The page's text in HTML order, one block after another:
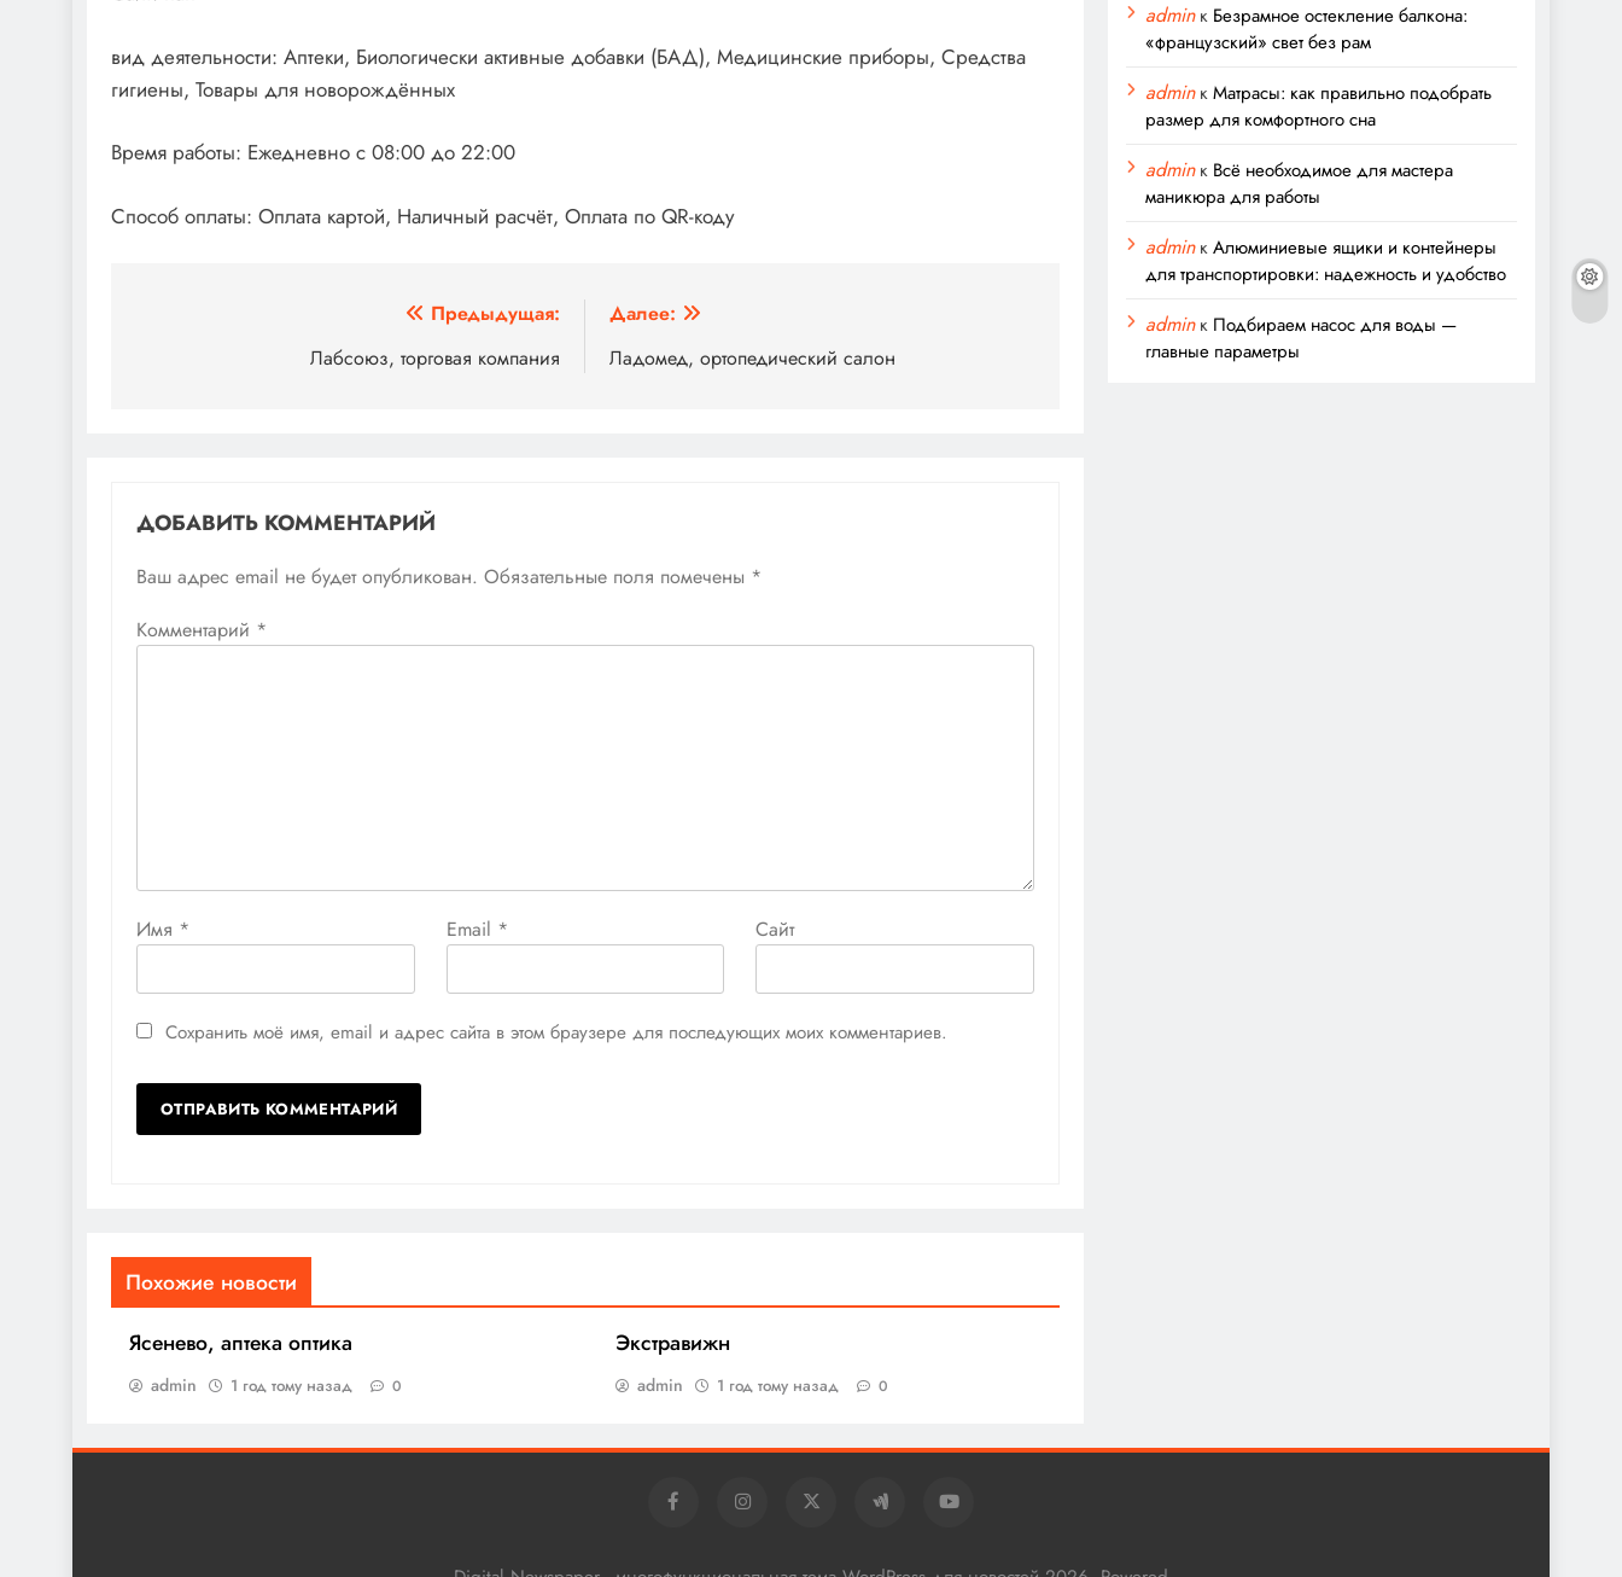
вид деятельности: Аптеки, Биологически активные добавки (БАД), Медицинские приборы, Средства
гигиены, Товары для новорождённых
Время работы: Ежедневно с 08:00 до 22:00
Способ оплаты: Оплата картой, Наличный расчёт, Оплата по QR-коду
Предыдущая:
Лабсоюз, торговая компания
Далее:
Ладомед, ортопедический салон
ДОБАВИТЬ КОММЕНТАРИЙ
Ваш адрес email не будет опубликован. Обязательные поля помечены *
Комментарий *
Имя * Email * Сайт
Сохранить моё имя, email и адрес сайта в этом браузере для последующих моих комментариев.
Похожие новости
Ясенево, аптека оптика
admin 1 год тому назад 0
Экстравижн
admin 1 год тому назад 0
adminк Безрамное остекление балкона:
«французский» свет без рам
adminкМатрасы: как правильно подобрать
размер для комфортного сна
adminк Всё необходимое для мастера
маникюра для работы
adminкАлюминиевые ящики и контейнеры
для транспортировки: надежность и удобство
adminк Подбираем насос для воды —
главные параметры